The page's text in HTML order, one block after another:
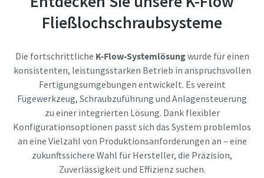
Fließlochschraubsysteme
Die fortschrittliche K-Flow-Systemlösungwurde für einen
konsistenten, leistungsstarken Betrieb in anspruchsvollen
Fertigungsumgebungen entwickelt. Es vereint
Fügewerkzeug, Schraubzuführung und Anlagensteuerung
zu einer integrierten Lösung. Dank flexibler
Konfigurationsoptionen passt sich das System problemlos
an eine Vielzahl von Produktionsanforderungen an – eine
zukunftssichere Wahl für Hersteller, die Präzision,
Zuverlässigkeit und Effizienz suchen.
Anti-Roboter-Verifizierung
Hier klicken
FriendlyCaptcha ⇗
Anti-Roboter-Verifizierung
Hier klicken
FriendlyCaptcha ⇗
Anti-Roboter-Verifizierung
Hier klicken
FriendlyCaptcha ⇗
Anti-Roboter-Verifizierung
Hier klicken
FriendlyCaptcha ⇗